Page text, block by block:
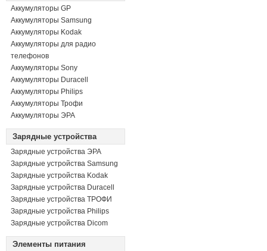
Аккумуляторы GP
Аккумуляторы Samsung
Аккумуляторы Kodak
Аккумуляторы для радио
телефонов
Аккумуляторы Sony
Аккумуляторы Duracell
Аккумуляторы Philips
Аккумуляторы Трофи
Аккумуляторы ЭРА
Зарядные устройства
Зарядные устройства ЭРА
Зарядные устройства Samsung
Зарядные устройства Kodak
Зарядные устройства Duracell
Зарядные устройства ТРОФИ
Зарядные устройства Philips
Зарядные устройства Dicom
Элементы питания